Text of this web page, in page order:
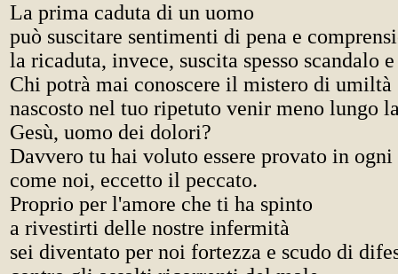
La prima caduta di un uomo
può suscitare sentimenti di pena e
la ricaduta, invece, suscita spesso scandalo
Chi potrà mai conoscere il mistero di umiltà
nascosto nel tuo ripetuto venir meno lungo
Gesù, uomo dei dolori?
Davvero tu hai voluto essere provato in
come noi, eccetto il peccato.
Proprio per l'amore che ti ha spinto
a rivestirti delle nostre infermità
sei diventato per noi fortezza e scudo di